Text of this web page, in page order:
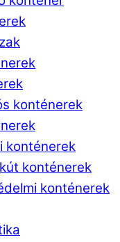
konténerek
konténerek
konténerek
konténerek